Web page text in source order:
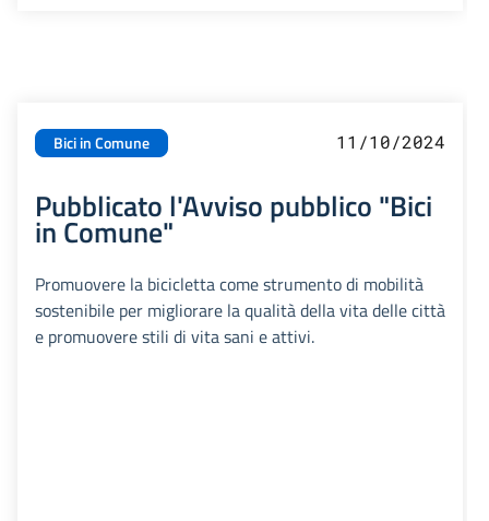
Bici in Comune 11/10/2024
Pubblicato l'Avviso pubblico "Bici
in Comune"
Promuovere la bicicletta come strumento di mobilità
sostenibile per migliorare la qualità della vita delle città
e promuovere stili di vita sani e attivi.